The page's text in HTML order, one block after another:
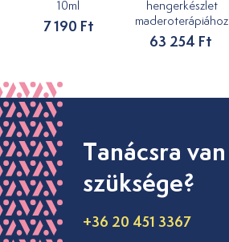
10ml
7 190 Ft
hengerkészlet
maderoterápiához
63 254 Ft
Tanácsra van
szüksége?
+36 20 451 3367